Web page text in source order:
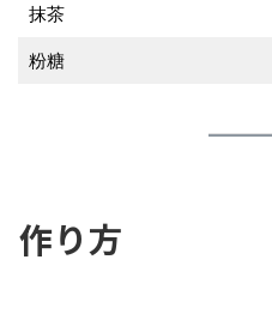
抹茶
粉糖
作り方